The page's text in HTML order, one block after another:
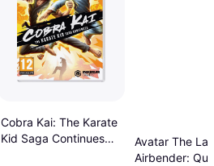
Cobra Kai: The Karate
Kid Saga Continues
Avatar The
Airbender: